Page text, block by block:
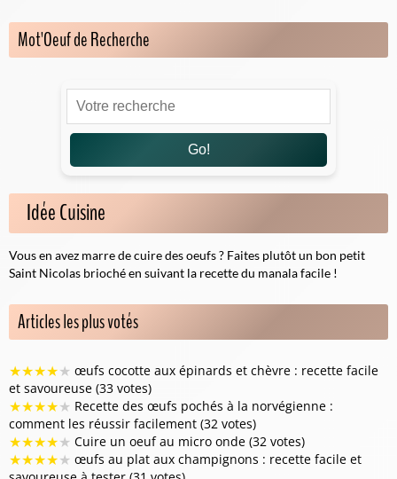
Mot'Oeuf de Recherche
Go!
Idée Cuisine
Vous en avez marre de cuire des oeufs ? Faites plutôt un bon petit
Saint Nicolas brioché en suivant la recette du manalafacile !
Articles les plus votés
★★★★★ œufs cocotte aux épinards et chèvre : recette facile
et savoureuse (33 votes)
★★★★★ Recette des œufs pochés à la norvégienne :
comment les réussir facilement (32 votes)
★★★★★ Cuire un oeuf au micro onde (32 votes)
★★★★★ œufs au plat aux champignons : recette facile et